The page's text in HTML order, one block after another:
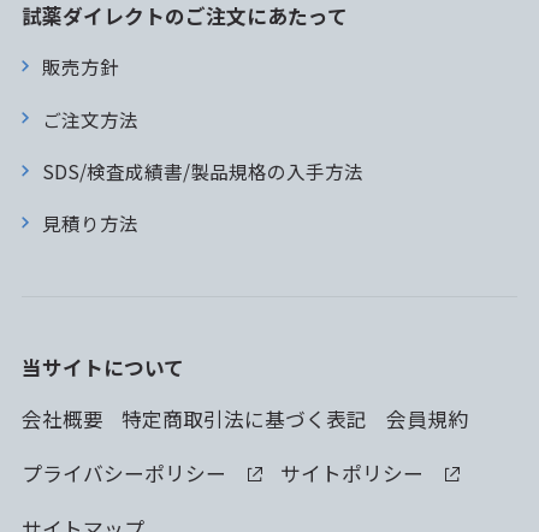
試薬ダイレクトのご注文にあたって
販売方針
ご注文方法
SDS/検査成績書/製品規格の入手方法
見積り方法
当サイトについて
会社概要
特定商取引法に基づく表記
会員規約
プライバシーポリシー
サイトポリシー